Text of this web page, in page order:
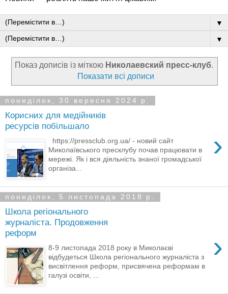
▼
▼
Показ дописів із міткою Николаевский пресс-клуб.
Показати всі дописи
понеділок, 30 вересня 2024 р.
Корисних для медійників
ресурсів побільшало
›
https://pressclub.org.ua/ - новий сайт
Миколаївського пресклубу почав працювати в
мережі. Як і вся діяльність знаної громадської
організа...
понеділок, 5 листопада 2018 р.
Школа регіонального
журналіста. Продовження
реформ
›
8-9 листопада 2018 року в Миколаєві
відбудеться Школа регіонального журналіста з
висвітлення реформ, присвячена реформам в
галузі освіти, ...